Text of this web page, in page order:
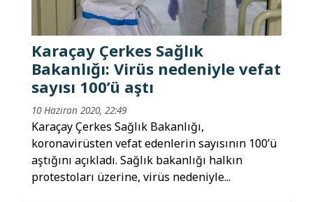
Karaçay Çerkes Sağlık
Bakanlığı: Virüs nedeniyle vefat
sayısı 100’ü aştı
10 Haziran 2020, 22:49
Karaçay Çerkes Sağlık Bakanlığı,
koronavirüsten vefat edenlerin sayısının 100’ü
aştığını açıkladı. Sağlık bakanlığı halkın
protestoları üzerine, virüs nedeniyle...